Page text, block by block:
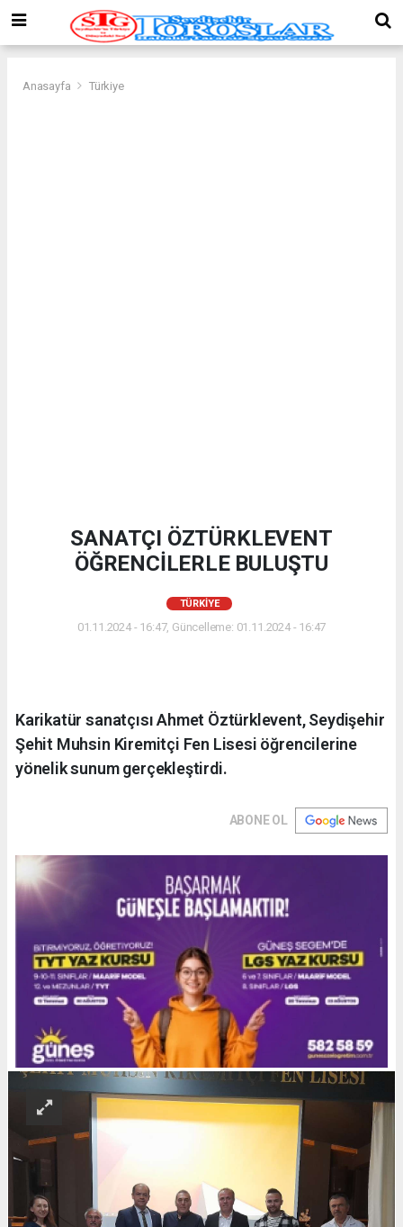
Anasayfa Türkiye
SANATÇI ÖZTÜRKLEVENT
ÖĞRENCİLERLE BULUŞTU
TÜRKIYE
01.11.2024 - 16:47, Güncelleme: 01.11.2024 - 16:47
Karikatür sanatçısı Ahmet Öztürklevent, Seydişehir
Şehit Muhsin Kiremitçi Fen Lisesi öğrencilerine
yönelik sunum gerçekleştirdi.
ABONE OL